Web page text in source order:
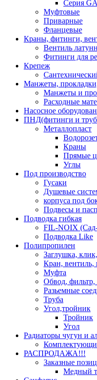
Серия
Муфтовые
Приварные
Фланцевые
Краны, фитинги,
Вентиль
Фитинги для
Крепеж
Манжеты,
Манжеты и
Расходные
Насосное
ПНД(фитинги и
Металлопласт
Краны
Прямые
Углы
Под производство
Гусаки
Душевые
корпуса под
Подвесы и
Подводка гибкая
FIL-NOIX
Подводка Like
Полипропилен
Заглушка,
Кран, вентиль,
Муфта
Обвод, фильтр,
Разьемные
Труба
Угол,тройник
Тройник
Угол
Радиаторы чугун и
РАСПРОДАЖА!!!
Заказные
Медный